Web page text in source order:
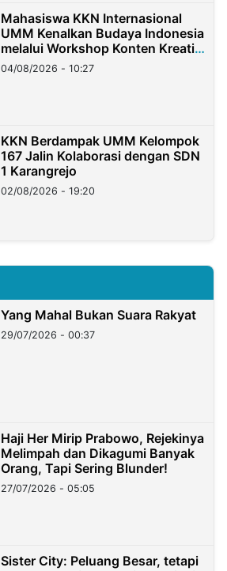
Mahasiswa KKN Internasional
UMM Kenalkan Budaya Indonesia
melalui Workshop Konten Kreatif
di Taiwan
04/08/2026 - 10:27
KKN Berdampak UMM Kelompok
167 Jalin Kolaborasi dengan SDN
1 Karangrejo
02/08/2026 - 19:20
Yang Mahal Bukan Suara Rakyat
29/07/2026 - 00:37
Haji Her Mirip Prabowo, Rejekinya
Melimpah dan Dikagumi Banyak
Orang, Tapi Sering Blunder!
27/07/2026 - 05:05
Sister City: Peluang Besar, tetapi